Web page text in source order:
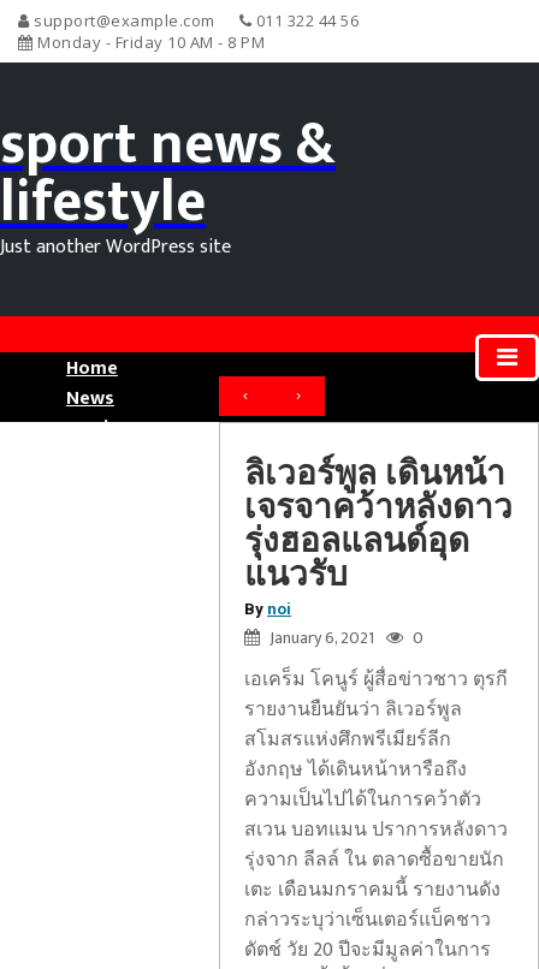
support@example.com
011 322 44 56
Monday - Friday 10 AM - 8 PM
sport news &
lifestyle
Just another WordPress site
Home
News
Movie News
‹ ›
ลิเวอร์พูล เดินหน้า
เจรจาคว้าหลังดาว
รุ่งฮอลแลนด์อุด
แนวรับ
By noi
January 6, 2021 0
เอเคร็ม โคนูร์ ผู้สื่อข่าวชาว ตุรกี
รายงานยืนยันว่า ลิเวอร์พูล
สโมสรแห่งศึกพรีเมียร์ลีก
อังกฤษ ได้เดินหน้าหารือถึง
ความเป็นไปได้ในการคว้าตัว
สเวน บอทแมน ปราการหลังดาว
รุ่งจาก ลีลล์ ใน ตลาดซื้อขายนัก
เตะ เดือนมกราคมนี้ รายงานดัง
กล่าวระบุว่าเซ็นเตอร์แบ็คชาว
ดัตช์ วัย 20 ปีจะมีมูลค่าในการ